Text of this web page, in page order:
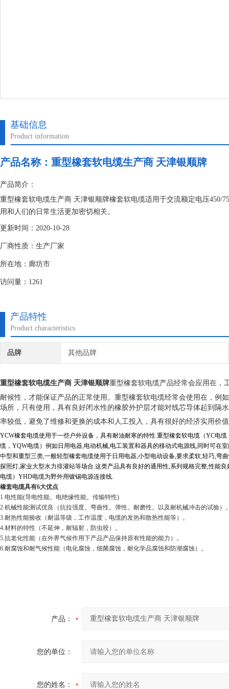
基础信息
Product information
产品名称： 重型橡套软电缆生产商 天津银顺牌
产品简介：
重型橡套软电缆生产商 天津银顺牌橡套软电缆适用于交流额定电压
用和人们的日常生活更加密切相关。
更新时间：2020-10-28
厂商性质：生产厂家
所在地：廊坊市
访问量：1261
产品特性
Product characteristics
品牌 其他品牌
重型橡套软电缆生产商 天津银顺牌重型橡套软电缆产品经常会应用在，
耐候性，才能保证产品的正常使用。重型橡套软电缆经常会使用在，例
场所，只有使用，具有良好闭水性的橡胶外护层才能对线芯导体起到隔
率较低，避免了维修和更换的成本和人工投入，具有很好的经济实用价
YCW橡套电缆使用于一些户外设备，具有耐油耐寒的特性.重型橡套软电缆（YC电缆
缆， YQW电缆）例如日用电器,电动机械,电工装置和器具的移动式电源线,同时可在
中型和重型三类,一般轻型橡套电缆使用于日用电器,小型电动设备,要求柔软,轻巧,弯
探照灯,家业大型水力排灌站等场合.这类产品具有良好的通用性,系列规格完整,性能良
电缆） YHD电缆为野外用镀锡电源连接线.
橡套电缆具有6大优点
1.电性能(导电性能。电绝缘性能。传输特性)
2.机械性能测试优良（抗拉强度。弯曲性。弹性。耐磨性。以及耐机械冲击的试验）
3.耐热性能验收（耐温等级，工作温度，电缆的发热和散热性能等）。
4.材料的特性（不延伸，耐辐射，防虫咬）。
5.抗老化性能（在外界气候作用下产品产品保持原有性能的能力）。
6.耐腐蚀和耐气候性能（电化腐蚀，细菌腐蚀，耐化学品腐蚀和防潮腐蚀）。
产品：
您的单位：
您的姓名：